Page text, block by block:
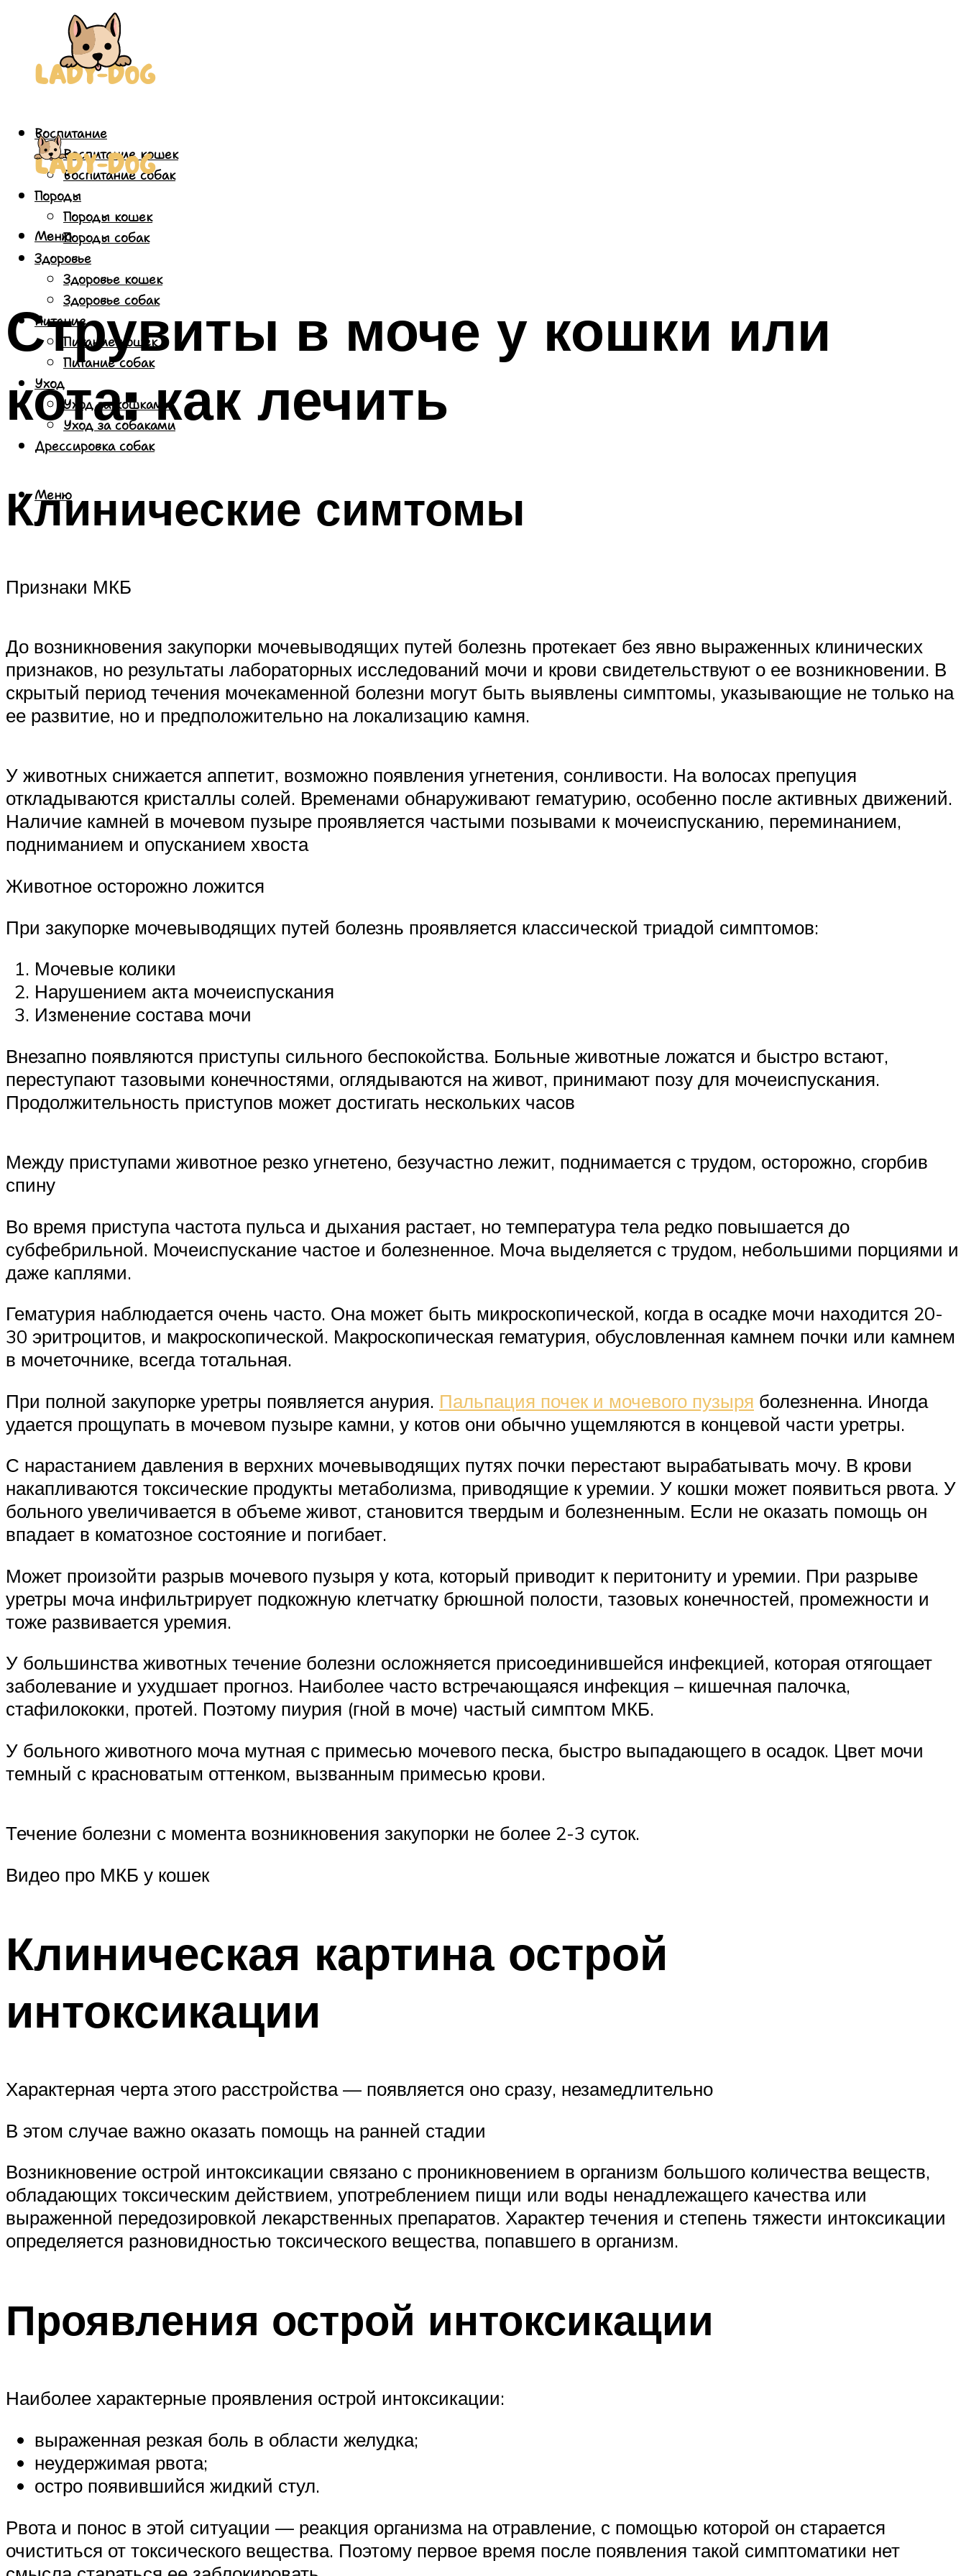
Воспитание
Воспитание кошек
Воспитание собак
Породы
Породы кошек
Породы собак
Здоровье
Здоровье кошек
Здоровье собак
Питание
Питание кошек
Питание собак
Уход
Уход за кошками
Уход за собаками
Дрессировка собак
Меню
Меню
Струвиты в моче у кошки или
кота: как лечить
Клинические симтомы
Признаки МКБ
До возникновения закупорки мочевыводящих путей болезнь протекает без явно выраженных клинических
признаков, но результаты лабораторных исследований мочи и крови свидетельствуют о ее возникновении. В
скрытый период течения мочекаменной болезни могут быть выявлены симптомы, указывающие не только на
ее развитие, но и предположительно на локализацию камня.
У животных снижается аппетит, возможно появления угнетения, сонливости. На волосах препуция
откладываются кристаллы солей. Временами обнаруживают гематурию, особенно после активных движений.
Наличие камней в мочевом пузыре проявляется частыми позывами к мочеиспусканию, переминанием,
подниманием и опусканием хвоста
Животное осторожно ложится
При закупорке мочевыводящих путей болезнь проявляется классической триадой симптомов:
Мочевые колики
Нарушением акта мочеиспускания
Изменение состава мочи
Внезапно появляются приступы сильного беспокойства. Больные животные ложатся и быстро встают,
переступают тазовыми конечностями, оглядываются на живот, принимают позу для мочеиспускания.
Продолжительность приступов может достигать нескольких часов
Между приступами животное резко угнетено, безучастно лежит, поднимается с трудом, осторожно, сгорбив
спину
Во время приступа частота пульса и дыхания растает, но температура тела редко повышается до
субфебрильной. Мочеиспускание частое и болезненное. Моча выделяется с трудом, небольшими порциями и
даже каплями.
Гематурия наблюдается очень часто. Она может быть микроскопической, когда в осадке мочи находится 20-
30 эритроцитов, и макроскопической. Макроскопическая гематурия, обусловленная камнем почки или камнем
в мочеточнике, всегда тотальная.
При полной закупорке уретры появляется анурия. Пальпация почек и мочевого пузыря болезненна. Иногда
удается прощупать в мочевом пузыре камни, у котов они обычно ущемляются в концевой части уретры.
С нарастанием давления в верхних мочевыводящих путях почки перестают вырабатывать мочу. В крови
накапливаются токсические продукты метаболизма, приводящие к уремии. У кошки может появиться рвота. У
больного увеличивается в объеме живот, становится твердым и болезненным. Если не оказать помощь он
впадает в коматозное состояние и погибает.
Может произойти разрыв мочевого пузыря у кота, который приводит к перитониту и уремии. При разрыве
уретры моча инфильтрирует подкожную клетчатку брюшной полости, тазовых конечностей, промежности и
тоже развивается уремия.
У большинства животных течение болезни осложняется присоединившейся инфекцией, которая отягощает
заболевание и ухудшает прогноз. Наиболее часто встречающаяся инфекция – кишечная палочка,
стафилококки, протей. Поэтому пиурия (гной в моче) частый симптом МКБ.
У больного животного моча мутная с примесью мочевого песка, быстро выпадающего в осадок. Цвет мочи
темный с красноватым оттенком, вызванным примесью крови.
Течение болезни с момента возникновения закупорки не более 2-3 суток.
Видео про МКБ у кошек
Клиническая картина острой
интоксикации
Характерная черта этого расстройства — появляется оно сразу, незамедлительно
В этом случае важно оказать помощь на ранней стадии
Возникновение острой интоксикации связано с проникновением в организм большого количества веществ,
обладающих токсическим действием, употреблением пищи или воды ненадлежащего качества или
выраженной передозировкой лекарственных препаратов. Характер течения и степень тяжести интоксикации
определяется разновидностью токсического вещества, попавшего в организм.
Проявления острой интоксикации
Наиболее характерные проявления острой интоксикации:
выраженная резкая боль в области желудка;
неудержимая рвота;
остро появившийся жидкий стул.
Рвота и понос в этой ситуации — реакция организма на отравление, с помощью которой он старается
очиститься от токсического вещества. Поэтому первое время после появления такой симптоматики нет